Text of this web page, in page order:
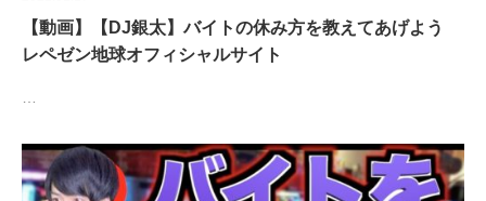
【動画】【DJ銀太】バイトの休み方を教えてあげよう
レペゼン地球オフィシャルサイト
…